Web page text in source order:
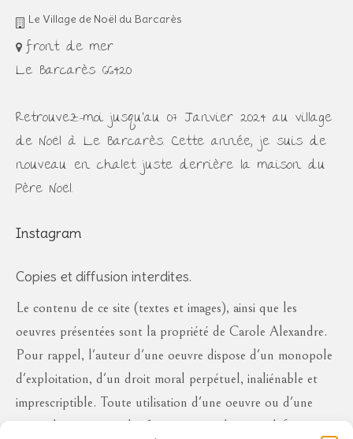
Le Village de Noël du Barcarès
front de mer
Le Barcarès 66420
Retrouvez-moi jusqu'au 07 Janvier 2024 au village
de Noël à Le Barcarès. Cette année, je suis de
nouveau en chalet juste derrière la maison du
Père Noël.
Instagram
Copies et diffusion interdites.
Le contenu de ce site (textes et images), ainsi que les
oeuvres présentées sont la propriété de Carole Alexandre.
Pour rappel, l'auteur d'une oeuvre dispose d'un monopole
d'exploitation, d'un droit moral perpétuel, inaliénable et
imprescriptible. Toute utilisation d'une oeuvre ou d'une
partie des oeuvres à des fins commerciales ou à défaut en